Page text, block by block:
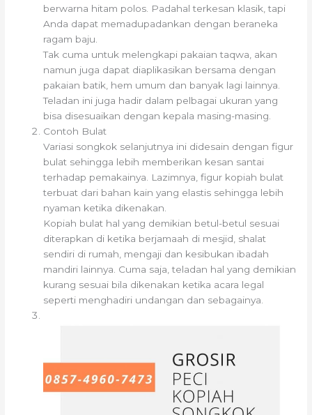
berwarna hitam polos. Padahal terkesan klasik, tapi
Anda dapat memadupadankan dengan beraneka
ragam baju.
Tak cuma untuk melengkapi pakaian taqwa, akan
namun juga dapat diaplikasikan bersama dengan
pakaian batik, hem umum dan banyak lagi lainnya.
Teladan ini juga hadir dalam pelbagai ukuran yang
bisa disesuaikan dengan kepala masing-masing.
Contoh Bulat
Variasi songkok selanjutnya ini didesain dengan figur
bulat sehingga lebih memberikan kesan santai
terhadap pemakainya. Lazimnya, figur kopiah bulat
terbuat dari bahan kain yang elastis sehingga lebih
nyaman ketika dikenakan.
Kopiah bulat hal yang demikian betul-betul sesuai
diterapkan di ketika berjamaah di mesjid, shalat
sendiri di rumah, mengaji dan kesibukan ibadah
mandiri lainnya. Cuma saja, teladan hal yang demikian
kurang sesuai bila dikenakan ketika acara legal
seperti menghadiri undangan dan sebagainya.